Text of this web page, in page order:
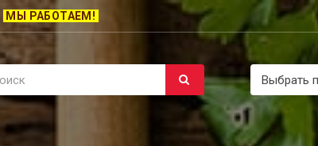
МЫ РАБОТАЕМ!